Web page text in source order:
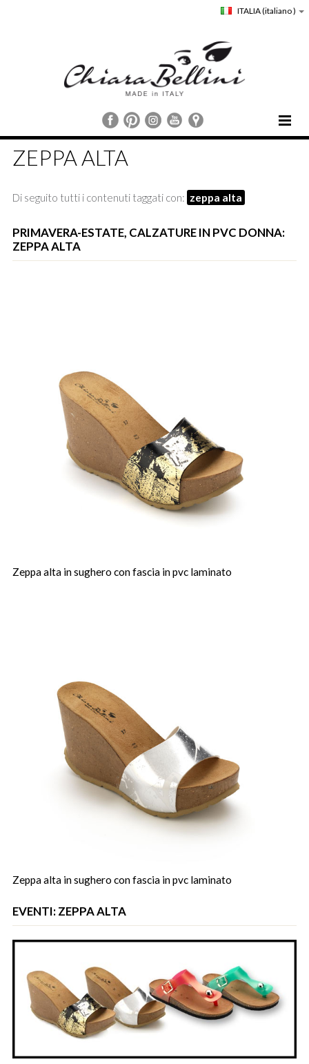
ITALIA(italiano )
HOME
CHIARA BELLINI
COMUNICAZIONE
CUSTOMER SERVICE
ZEPPA ALTA
Di seguito tutti i contenuti taggati con: zeppa alta
PRIMAVERA-ESTATE, CALZATURE IN PVC DONNA:
ZEPPA ALTA
Zeppa alta in sughero con fascia in pvc laminato
Zeppa alta in sughero con fascia in pvc laminato
EVENTI: ZEPPA ALTA